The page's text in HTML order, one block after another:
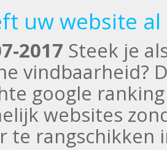
uw website
2017 Steek je
vindbaarheid?
google
websites
te rangschikken